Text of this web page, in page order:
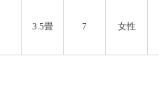
3.5畳 7 女性